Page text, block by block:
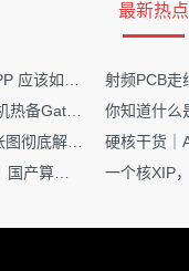
最新热点